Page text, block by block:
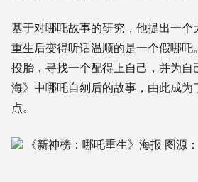
基于对哪吒故事的研究， 他提出一个
重生后变得听话温顺的是一个假哪
投胎，寻找一个配得上自己，并为自
海》中哪吒自刎后的故事， 由此成为
点。
《新神榜：哪吒重生》海报 图源